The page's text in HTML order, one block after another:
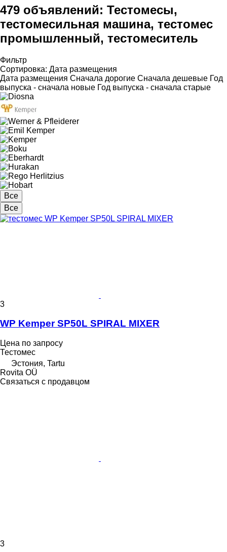
479 объявлений: Тестомесы,
тестомесильная машина, тестомес
промышленный, тестомеситель
Фильтр
Сортировка: Дата размещения
Дата размещения Сначала дорогие Сначала дешевые Год
выпуска - сначала новые Год выпуска - сначала старые
Все
Все
3
WP Kemper SP50L SPIRAL MIXER
Цена по запросу
Тестомес
Эстония, Tartu
Rovita OÜ
Связаться с продавцом
3